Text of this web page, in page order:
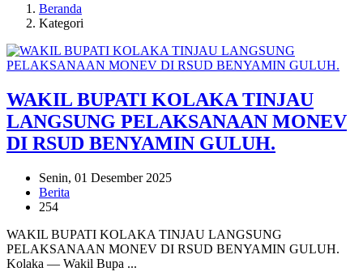
Beranda
Kategori
WAKIL BUPATI KOLAKA TINJAU
LANGSUNG PELAKSANAAN MONEV
DI RSUD BENYAMIN GULUH.
Senin, 01 Desember 2025
Berita
254
WAKIL BUPATI KOLAKA TINJAU LANGSUNG
PELAKSANAAN MONEV DI RSUD BENYAMIN GULUH.
Kolaka — Wakil Bupa ...